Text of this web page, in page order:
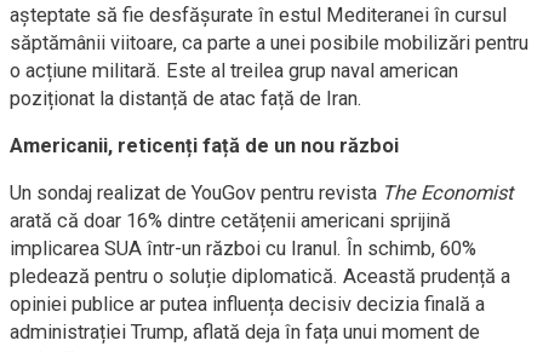
așteptate să fie desfășurate în estul Mediteranei în cursul
săptămânii viitoare, ca parte a unei posibile mobilizări pentru
o acțiune militară. Este al treilea grup naval american
poziționat la distanță de atac față de Iran.
Americanii, reticenți față de un nou război
Un sondaj realizat de YouGov pentru revista The Economist
arată că doar 16% dintre cetățenii americani sprijină
implicarea SUA într-un război cu Iranul. În schimb, 60%
pledează pentru o soluție diplomatică. Această prudență a
opiniei publice ar putea influența decisiv decizia finală a
administrației Trump, aflată deja în fața unui moment de